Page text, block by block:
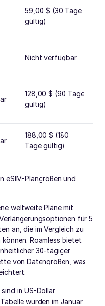
59,00 $ (30 Tage
gültig)
Nicht verfügbar
128,00 $ (90 Tage
gültig)
188,00 $ (180
Tage gültig)
eSIM-Plangrößen und
weltweite Pläne mit
für 5
an, die im Vergleich zu
Roamless bietet
30-tägiger
von Datengrößen, was
in US-Dollar
wurden im Januar